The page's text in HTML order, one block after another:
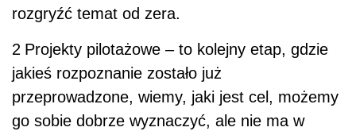
rozgryźć temat od zera.
2 Projekty pilotażowe – to kolejny etap, gdzie
jakieś rozpoznanie zostało już
przeprowadzone, wiemy, jaki jest cel, możemy
go sobie dobrze wyznaczyć, ale nie ma w